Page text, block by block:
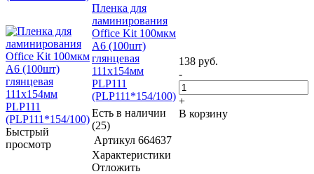
Быстрый
просмотр
Пленка для
ламинирования
Office Kit 100мкм
A6 (100шт)
глянцевая
111x154мм
PLP111
(PLP111*154/100)
Есть в наличии
(25)
Артикул 664637
Характеристики
Отложить
138 руб.
-
+
В корзину